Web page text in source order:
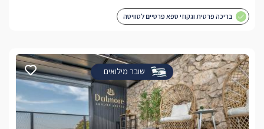
בריכה פרטית וגקוזי ספא פרטיים לסוויטה
שובר מילואים